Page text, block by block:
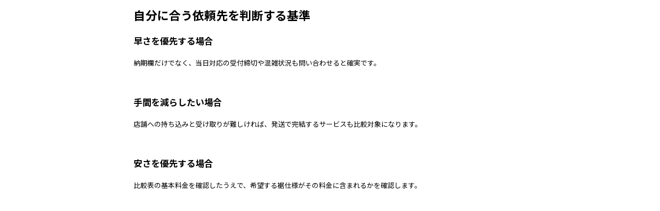
自分に合う依頼先を判断する基準
早さを優先する場合
納期欄だけでなく、当日対応の受付締切や混雑状況も問い合わせると確実です。
手間を減らしたい場合
店舗への持ち込みと受け取りが難しければ、発送で完結するサービスも比較対象になります。
安さを優先する場合
比較表の基本料金を確認したうえで、希望する裾仕様がその料金に含まれるかを確認します。